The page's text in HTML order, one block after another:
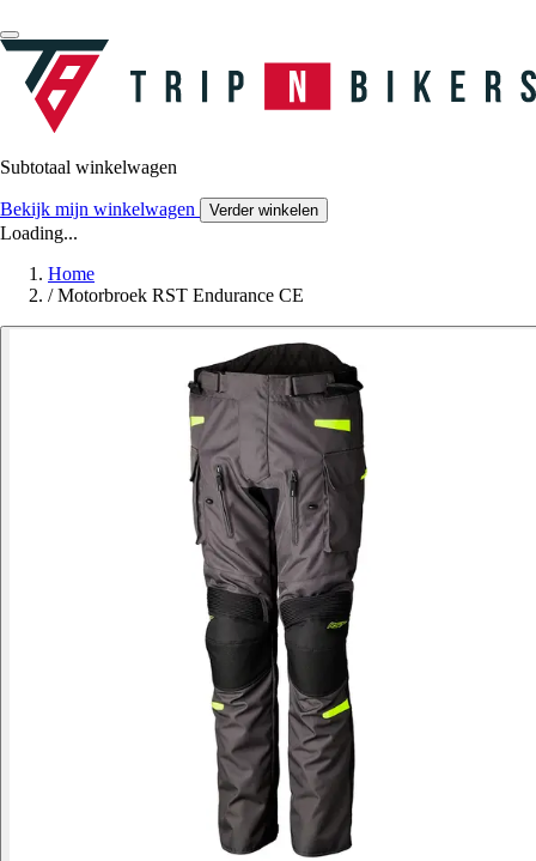
Subtotaal winkelwagen
Bekijk mijn winkelwagen Verder winkelen
Loading...
Home
/ Motorbroek RST Endurance CE